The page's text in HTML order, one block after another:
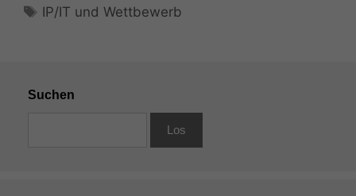
Schlagwörter
IP/IT und Wettbewerb
Suchen